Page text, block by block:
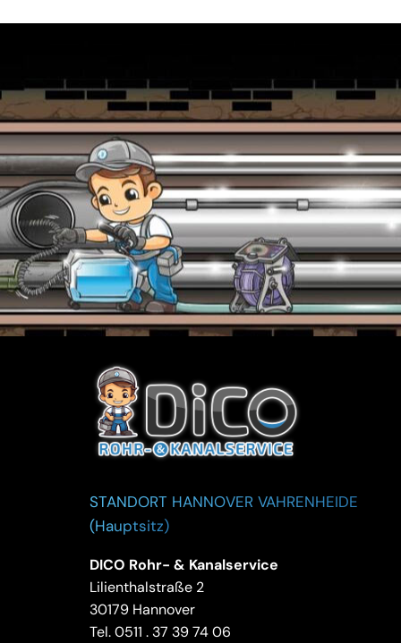
STANDORT HANNOVER VAHRENHEIDE
(Hauptsitz)
DICO Rohr- & Kanalservice
Lilienthalstraße 2
30179 Hannover
Tel.0511 . 37 39 74 06